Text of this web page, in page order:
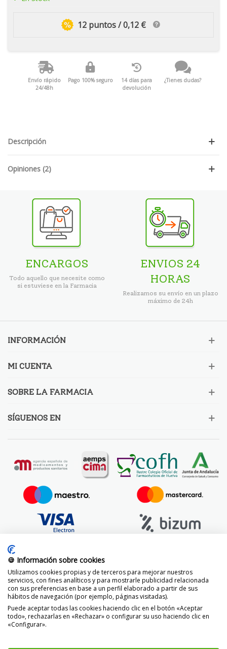
12 puntos / 0,12 €
Envío rápido
24/48h
Pago 100% seguro
14 días para
devolución
¿Tienes dudas?
Descripción
Opiniones (2)
ENCARGOS
Todo aquello que necesite como
si estuviese en la Farmacia
ENVIOS 24
HORAS
Realizamos su envío en un plazo
máximo de 24h
INFORMACIÓN
MI CUENTA
SOBRE LA FARMACIA
SÍGUENOS EN
🍪 Información sobre cookies
Utilizamos cookies propias y de terceros para mejorar nuestros
servicios, con fines analíticos y para mostrarle publicidad relacionada
con sus preferencias en base a un perfil elaborado a partir de sus
hábitos de navegación (por ejemplo, páginas visitadas).
Puede aceptar todas las cookies haciendo clic en el botón «Aceptar
todo», rechazarlas en «Rechazar» o configurar su uso haciendo clic en
«Configurar».